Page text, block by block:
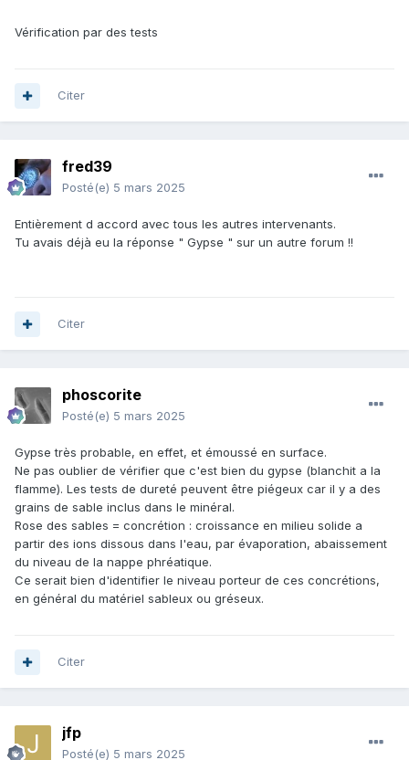
Vérification par des tests
Citer
fred39
Posté(e) 5 mars 2025
Entièrement d accord avec tous les autres intervenants.
Tu avais déjà eu la réponse " Gypse " sur un autre forum !!
Citer
phoscorite
Posté(e) 5 mars 2025
Gypse très probable, en effet, et émoussé en surface.
Ne pas oublier de vérifier que c'est bien du gypse (blanchit a la
flamme). Les tests de dureté peuvent être piégeux car il y a des
grains de sable inclus dans le minéral.
Rose des sables = concrétion : croissance en milieu solide a
partir des ions dissous dans l'eau, par évaporation, abaissement
du niveau de la nappe phréatique.
Ce serait bien d'identifier le niveau porteur de ces concrétions,
en général du matériel sableux ou gréseux.
Citer
jfp
Posté(e) 5 mars 2025